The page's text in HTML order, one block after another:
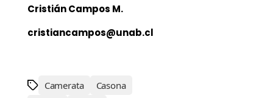
Cristián Campos M.
cristiancampos@unab.cl
Camerata
Casona